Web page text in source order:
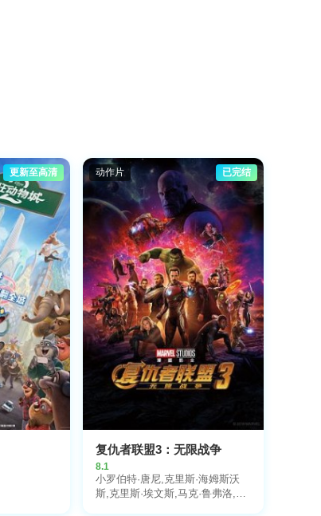
更新至高清 动作片 已完结
复仇者联盟3：无限战争
8.1
小罗伯特·唐尼,克里斯·海姆斯沃
斯,克里斯·埃文斯,马克·鲁弗洛,乔